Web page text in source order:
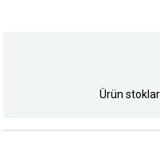
Ürün